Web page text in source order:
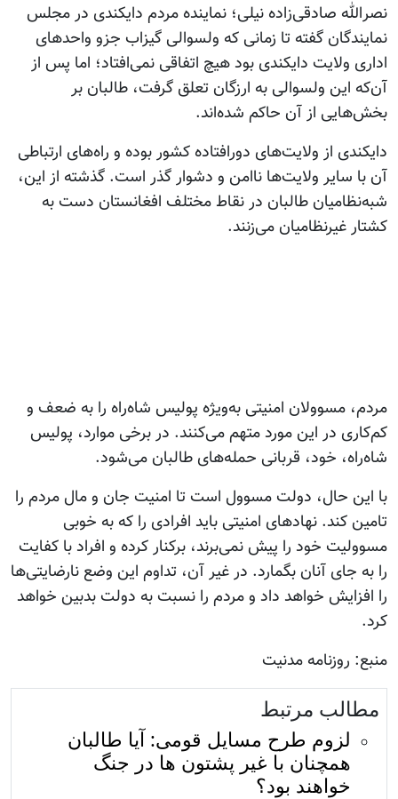
نصرالله صادقی‌زاده نیلی؛ نماینده مردم دایکندی در مجلس
نمایندگان گفته تا زمانی که ولسوالی گیزاب جزو واحدهای
اداری ولایت دایکندی بود هیچ اتفاقی نمی‌افتاد؛ اما پس از
آن‌که این ولسوالی به ارزگان تعلق گرفت، طالبان بر
بخش‌هایی از آن حاکم شده‌اند.
دایکندی از ولایت‌های دورافتاده کشور بوده و راه‌های ارتباطی
آن با سایر ولایت‌ها ناامن و دشوار گذر است. گذشته از این،
شبه‌نظامیان طالبان در نقاط مختلف افغانستان دست به
کشتار غیرنظامیان می‌زنند.
مردم، مسوولان امنیتی به‌ویژه پولیس شاه‌راه را به ضعف و
کم‌کاری در این مورد متهم می‌کنند. در برخی موارد، پولیس
شاه‌راه، خود، قربانی حمله‌های طالبان می‌شود.
با این حال، دولت مسوول است تا امنیت جان و مال مردم را
تامین کند. نهادهای امنیتی باید افرادی را که به خوبی
مسوولیت خود را پیش نمی‌برند، برکنار کرده و افراد با کفایت
را به جای آنان بگمارد. در غیر آن، تداوم این وضع نارضایتی‌ها
را افزایش خواهد داد و مردم را نسبت به دولت بدبین خواهد
کرد.
منبع: روزنامه مدنیت
مطالب مرتبط
لزوم طرح مسایل قومی: آیا طالبان
همچنان با غیر پشتون ها در جنگ
خواهند بود؟